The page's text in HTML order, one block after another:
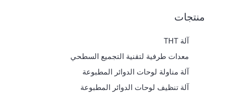
منتجات
آلة THT
معدات طرفية لتقنية التجميع السطحي
آلة مناولة لوحات الدوائر المطبوعة
آلة تنظيف لوحات الدوائر المطبوعة